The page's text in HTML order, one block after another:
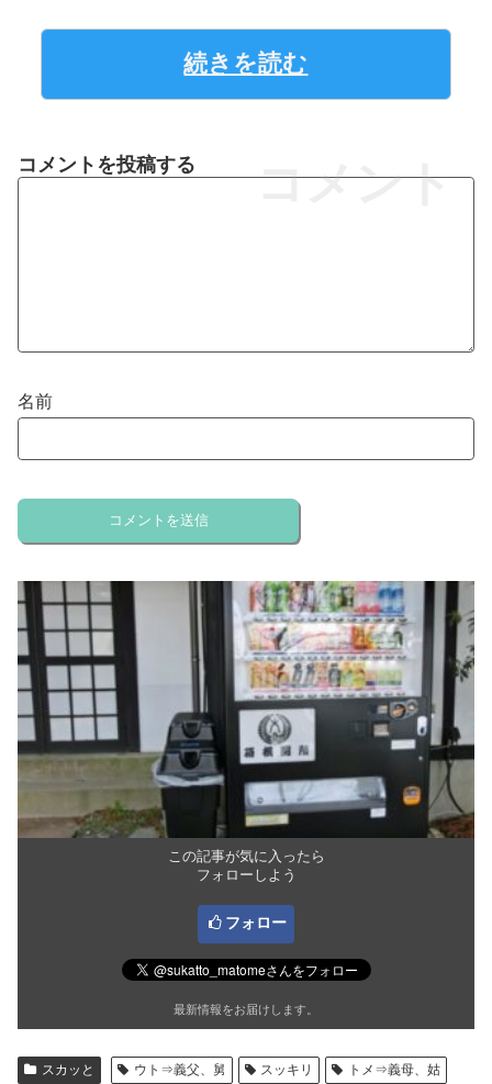
続きを読む
コメント
コメントを投稿する
名前
この記事が気に入ったら
フォローしよう
フォロー
最新情報をお届けします。
スカッと ウト⇒義父、舅 スッキリ トメ⇒義母、姑